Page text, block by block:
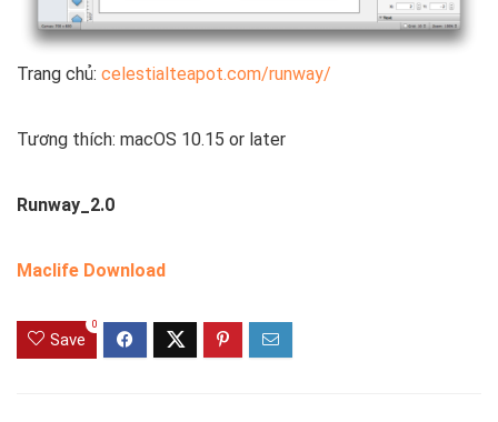
Trang chủ: celestialteapot.com/runway/
Tương thích: macOS 10.15 or later
Runway_2.0
Maclife Download
Save
0